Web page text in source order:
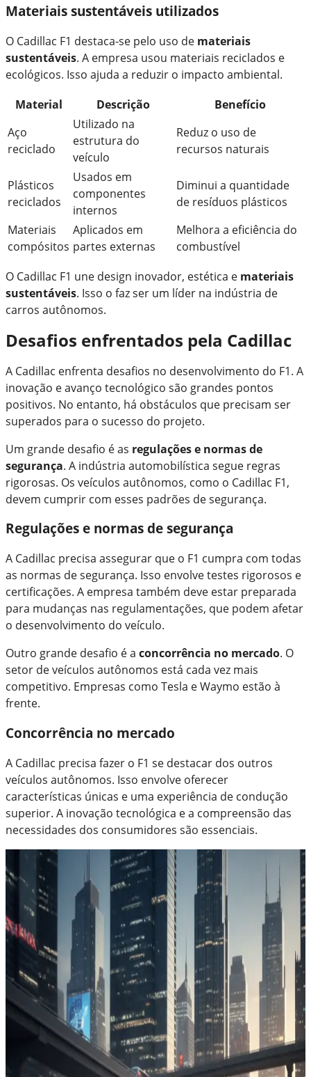
Materiais sustentáveis utilizados
O Cadillac F1 destaca-se pelo uso de materiais
sustentáveis. A empresa usou materiais reciclados e
ecológicos. Isso ajuda a reduzir o impacto ambiental.
Material
Descrição
Benefício
Aço
reciclado
Utilizado na
estrutura do
veículo
Reduz o uso de
recursos naturais
Plásticos
reciclados
Usados em
componentes
internos
Diminui a quantidade
de resíduos plásticos
Materiais
compósitos
Aplicados em
partes externas
Melhora a eficiência do
combustível
O Cadillac F1 une design inovador, estética e materiais
sustentáveis. Isso o faz ser um líder na indústria de
carros autônomos.
Desafios enfrentados pela Cadillac
A Cadillac enfrenta desafios no desenvolvimento do F1. A
inovação e avanço tecnológico são grandes pontos
positivos. No entanto, há obstáculos que precisam ser
superados para o sucesso do projeto.
Um grande desafio é as regulações e normas de
segurança. A indústria automobilística segue regras
rigorosas. Os veículos autônomos, como o Cadillac F1,
devem cumprir com esses padrões de segurança.
Regulações e normas de segurança
A Cadillac precisa assegurar que o F1 cumpra com todas
as normas de segurança. Isso envolve testes rigorosos e
certificações. A empresa também deve estar preparada
para mudanças nas regulamentações, que podem afetar
o desenvolvimento do veículo.
Outro grande desafio é a concorrência no mercado. O
setor de veículos autônomos está cada vez mais
competitivo. Empresas como Tesla e Waymo estão à
frente.
Concorrência no mercado
A Cadillac precisa fazer o F1 se destacar dos outros
veículos autônomos. Isso envolve oferecer
características únicas e uma experiência de condução
superior. A inovação tecnológica e a compreensão das
necessidades dos consumidores são essenciais.